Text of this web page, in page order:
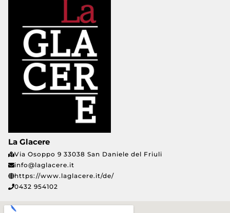
La Glacere
Via Osoppo 9 33038 San Daniele del Friuli
info@laglacere.it
https://www.laglacere.it/de/
0432 954102